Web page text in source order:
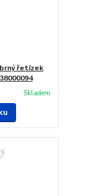
řetízek
Skladem